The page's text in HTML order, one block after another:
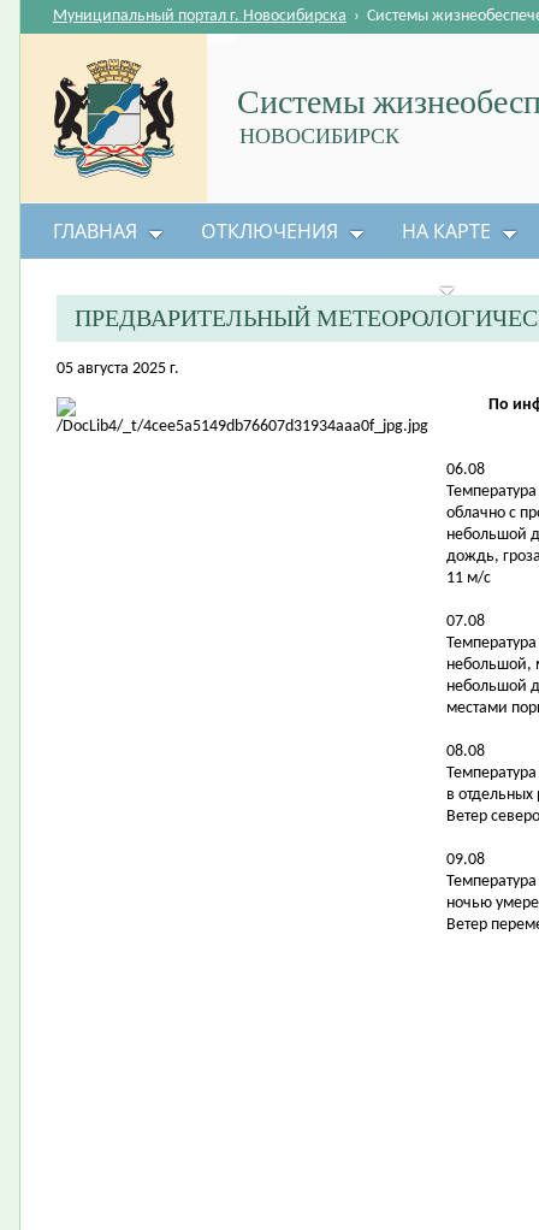
Системы
НОВОСИБИРСК
Муниципальный портал г. Новосибирска › Системы
ГЛАВНАЯ ОТКЛЮЧЕНИЯ НА КАРТЕ
ПРЕДВАРИТЕЛЬНЫЙ
05 августа 2025 г.
По
06.08
облачно с
небольшой
дождь,
11 м/с
07.08
небольшой,
небольшой
местами
08.08
в
Ветер
09.08
ночью
Ветер